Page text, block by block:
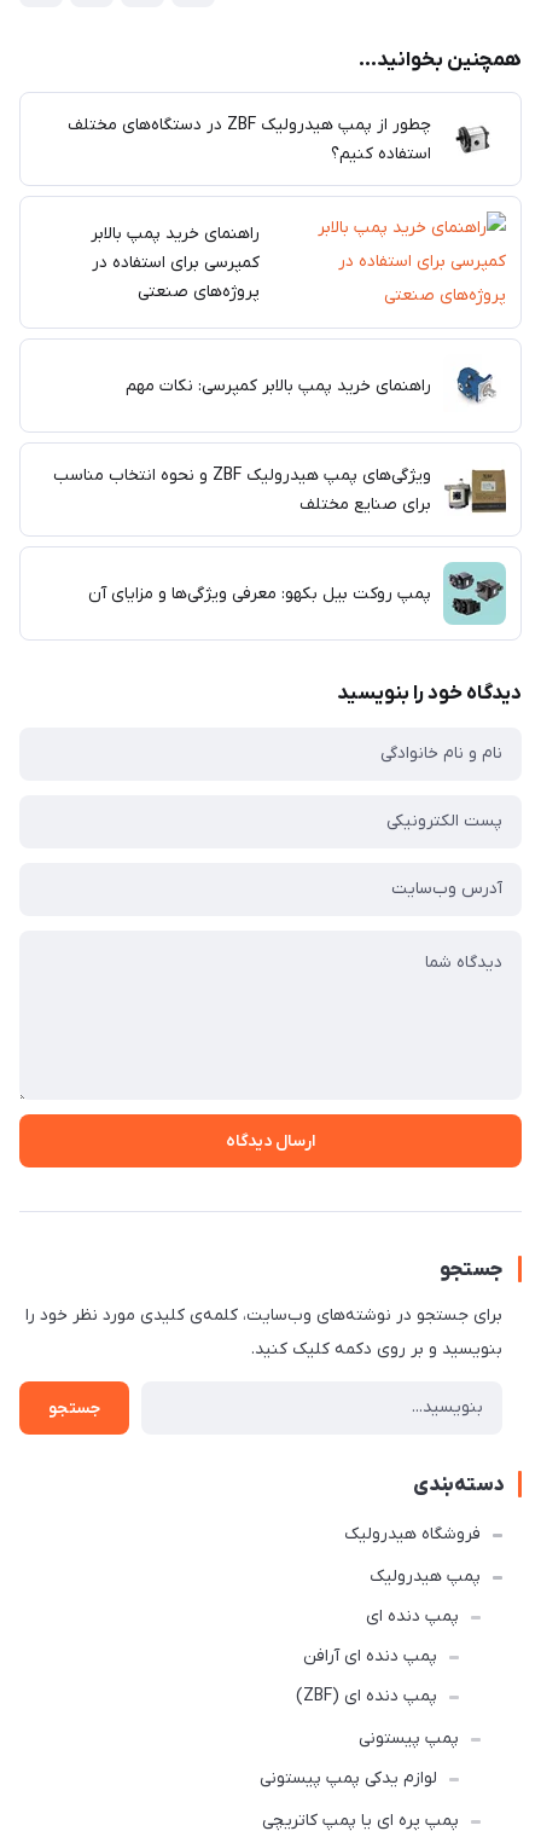
همچنین بخوانید...
چطور از پمپ هیدرولیک ZBF در دستگاه‌های مختلف
استفاده کنیم؟
راهنمای خرید پمپ بالابر
کمپرسی برای استفاده در
پروژه‌های صنعتی
راهنمای خرید پمپ بالابر کمپرسی: نکات مهم
ویژگی‌های پمپ هیدرولیک ZBF و نحوه انتخاب مناسب
برای صنایع مختلف
پمپ روکت بیل بکهو: معرفی ویژگی‌ها و مزایای آن
دیدگاه خود را بنویسید
ارسال دیدگاه
جستجو
برای جستجو در نوشته‌های وب‌سایت، کلمه‌ی کلیدی مورد نظر خود را
بنویسید و بر روی دکمه کلیک کنید.
جستجو
دسته‌بندی
فروشگاه هیدرولیک
پمپ هیدرولیک
پمپ دنده ای
پمپ دنده ای آرافن
پمپ دنده ای (ZBF)
پمپ پیستونی
لوازم یدکی پمپ پیستونی
پمپ پره ای یا پمپ کاتریچی